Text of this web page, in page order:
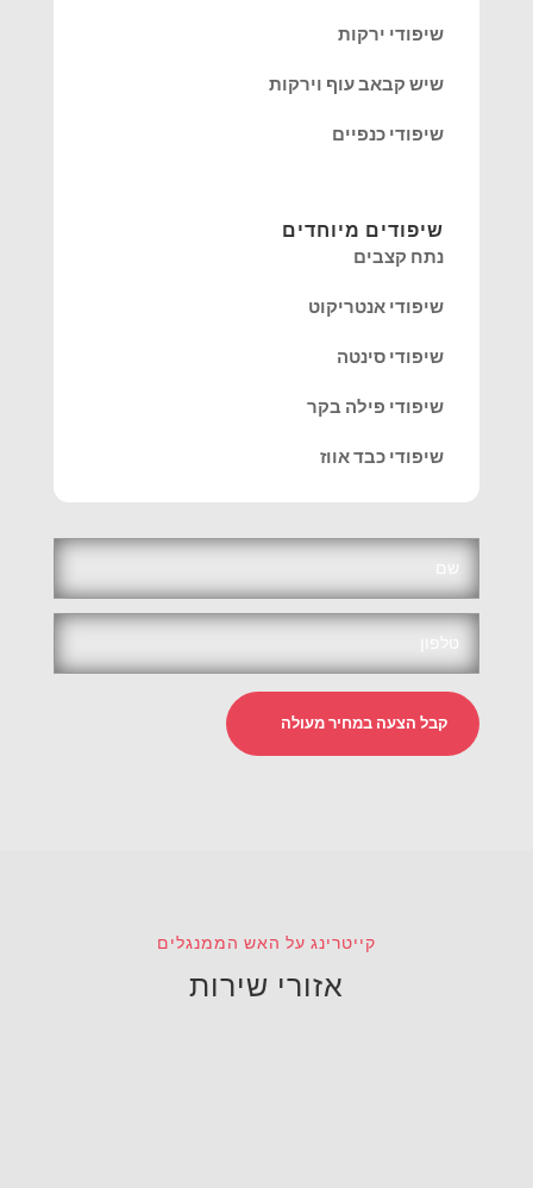
שיפודי ירקות
שיש קבאב עוף וירקות
שיפודי כנפיים
שיפודים מיוחדים
נתח קצבים
שיפודי אנטריקוט
שיפודי סינטה
שיפודי פילה בקר
שיפודי כבד אווז
קבל הצעה במחיר מעולה
קייטרינג על האש הממנגלים
אזורי שירות